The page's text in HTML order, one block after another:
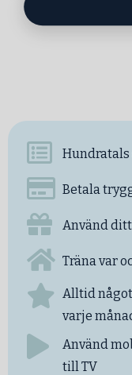
Hundratals
Betala
Använd
Träna var
Alltid
varje
Använd
till TV